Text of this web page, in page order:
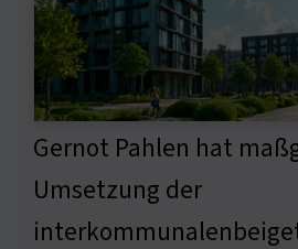
Gernot Pahlen hat
Umsetzung der